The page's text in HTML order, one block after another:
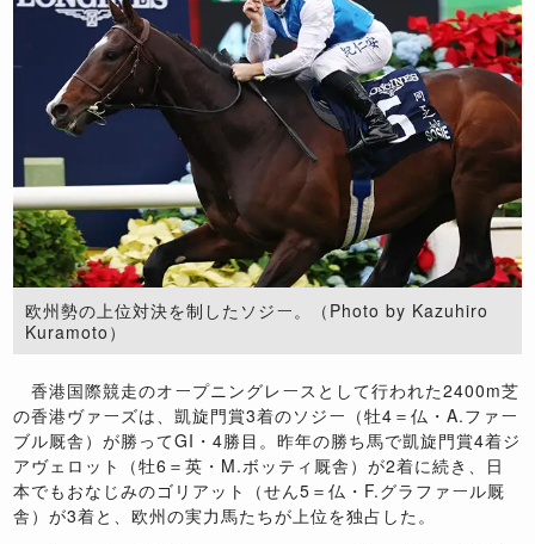
欧州勢の上位対決を制したソジー。（Photo by Kazuhiro
Kuramoto）
香港国際競走のオープニングレースとして行われた2400m芝
の香港ヴァーズは、凱旋門賞3着のソジー（牡4＝仏・A.ファー
ブル厩舎）が勝ってGI・4勝目。昨年の勝ち馬で凱旋門賞4着ジ
アヴェロット（牡6＝英・M.ボッティ厩舎）が2着に続き、日
本でもおなじみのゴリアット（せん5＝仏・F.グラファール厩
舎）が3着と、欧州の実力馬たちが上位を独占した。